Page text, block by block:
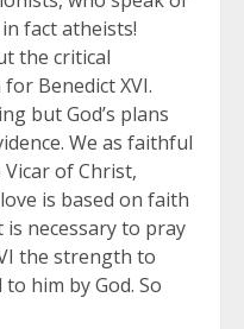
fact atheists!
the critical
Benedict XVI.
but God’s plans
We as faithful
of Christ,
is based on faith
necessary to pray
the strength to
him by God. So